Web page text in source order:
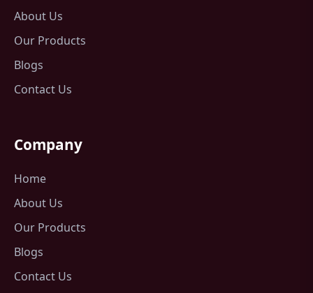
About Us
Our Products
Blogs
Contact Us
Company
Home
About Us
Our Products
Blogs
Contact Us